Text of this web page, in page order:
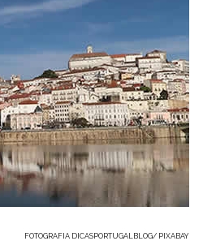
FOTOGRAFIA DICASPORTUGALBLOG/ PIXABAY